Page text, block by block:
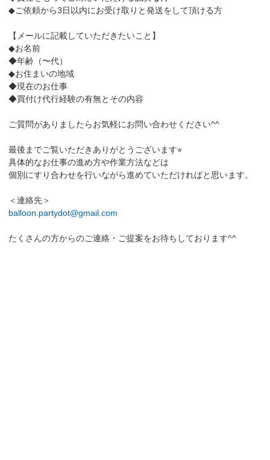
◆ご依頼から3日以内にお受け取りと発送をして頂ける方
【メールに記載していただきたいこと】
◆お名前
◆年齢（〜代）
◆お住まいの地域
◆現在のお仕事
◆買付け代行経験の有無とその内容
ご質問がありましたらお気軽にお問い合わせください^^
最後までご覧いただきありがとうございます⭐︎
具体的なお仕事の進め方や作業方法などは
個別にすり合わせを行いながら進めていただければと思います。
＜連絡先＞
balloon.partydot@gmail.com
たくさんの方からのご連絡・ご提案をお待ちしております^^